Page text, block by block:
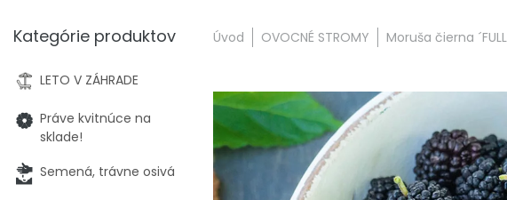
Úvod OVOCNÉ STROMY Moruša čierna
Kategórie produktov
LETO V ZÁHRADE
Práve kvitnúce na
sklade!
Semená, trávne osivá